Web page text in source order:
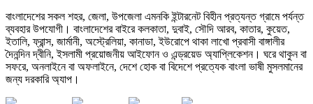
বাংলাদেশের সকল শহর, জেলা, উপজেলা এমনকি ইন্টারনেট বিহীন প্রত্যন্ত গ্রামে পর্যন্ত
ব্যবহার উপযোগী। বাংলাদেশের বাইরে কলকাতা, দুবাই, সৌদি আরব, কাতার, কুয়েত,
ইতালি, ফ্রান্স, জার্মানী, অস্ট্রেলিয়া, কানাডা, ইউরোপে থাকা লাখো প্রবাসী বাঙ্গালীর
দৈনন্দিন দ্বীনি, ইসলামী প্রয়োজনীয় আইফোন ও এন্ড্রয়েড অ্যাপ্লিকেশন। ঘরে থাকুন বা
সফরে, অনলাইনে বা অফলাইনে, দেশে হোক বা বিদেশে প্রত্যেক বাংলা ভাষী মুসলমানের
জন্য দরকারি অ্যাপ।